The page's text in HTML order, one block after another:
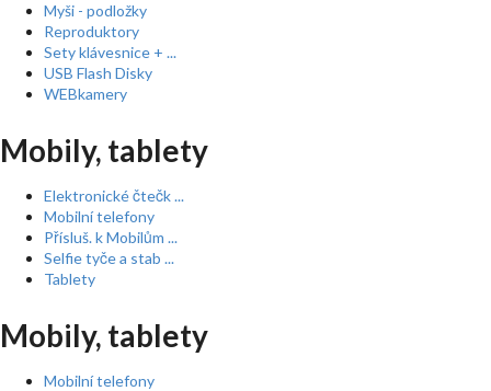
Myši - podložky
Reproduktory
Sety klávesnice + ...
USB Flash Disky
WEBkamery
Mobily, tablety
Elektronické čtečk ...
Mobilní telefony
Přísluš. k Mobilům ...
Selfie tyče a stab ...
Tablety
Mobily, tablety
Mobilní telefony